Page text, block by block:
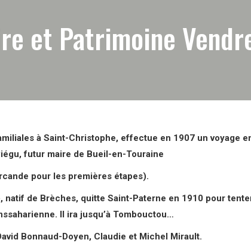
et Patrimoine
à Saint-Christophe, effectue en 1907 un voyage
futur maire de Bueil-en-Touraine
pour les premières étapes).
natif de Brèches, quitte Saint-Paterne en 1910 pour
Il ira jusqu’à Tombouctou…
Bonnaud-Doyen, Claudie et Michel Mirault.